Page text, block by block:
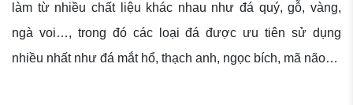
làm từ nhiều chất liệu khác nhau như đá quý, gỗ, vàng,
ngà voi…, trong đó các loại đá được ưu tiên sử dụng
nhiều nhất như đá mắt hổ, thạch anh, ngọc bích, mã não…